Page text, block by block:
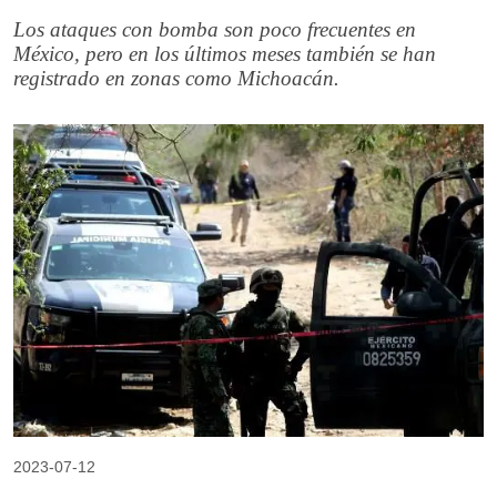
Los ataques con bomba son poco frecuentes en
México, pero en los últimos meses también se han
registrado en zonas como Michoacán.
2023-07-12